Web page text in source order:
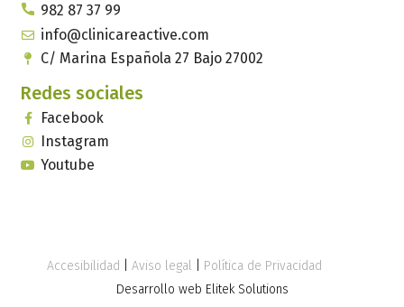
982 87 37 99
info@clinicareactive.com
C/ Marina Española 27 Bajo 27002
Redes sociales
Facebook
Instagram
Youtube
Accesibilidad Aviso legal
Política de Privacidad
Desarrollo web Elitek Solutions